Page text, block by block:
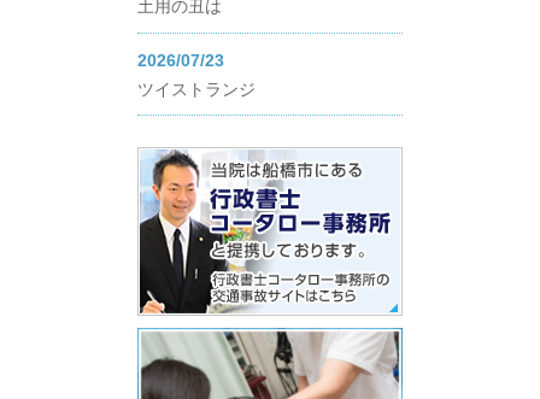
土用の丑は
2026/07/23
ツイストランジ